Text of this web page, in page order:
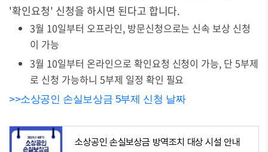
'확인요청' 신청을 하시면 된다고 합니다.
3월 10일부터 오프라인, 방문신청으로는 신속 보상 신청
이 가능
3월 10일부터 온라인으로 확인요청 신청이 가능, 단 5부제
로 신청 가능하니 5부제 일정 확인 필요
>>소상공인 손실보상금 5부제 신청 날짜
소상공인 손실보상금 방역조치 대상 시설 안내